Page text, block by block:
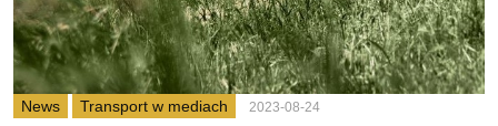
News Transport w mediach 2023-08-24